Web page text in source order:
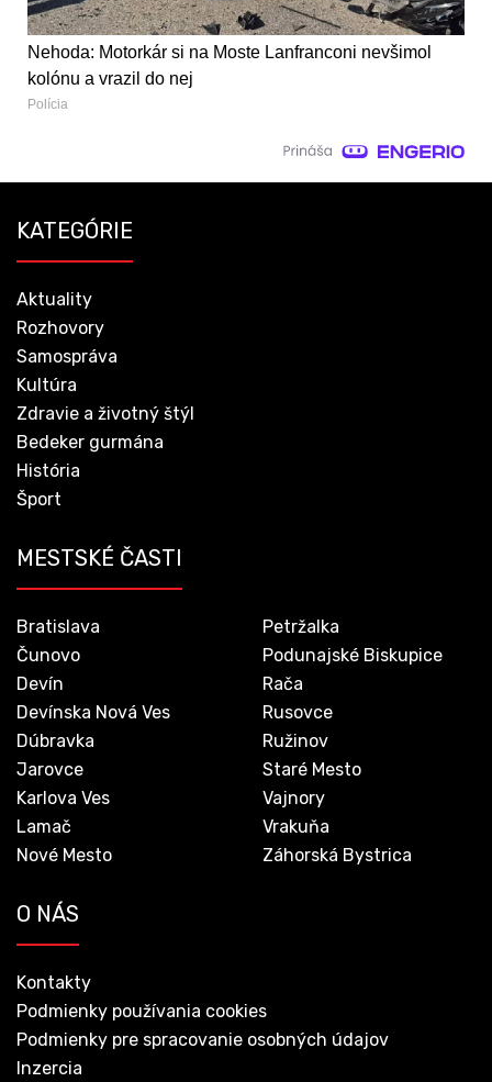
Nehoda: Motorkár si na Moste Lanfranconi nevšimol
kolónu a vrazil do nej
Polícia
KATEGÓRIE
Aktuality
Rozhovory
Samospráva
Kultúra
Zdravie a životný štýl
Bedeker gurmána
História
Šport
MESTSKÉ ČASTI
Bratislava
Čunovo
Devín
Devínska Nová Ves
Dúbravka
Jarovce
Karlova Ves
Lamač
Nové Mesto
Petržalka
Podunajské Biskupice
Rača
Rusovce
Ružinov
Staré Mesto
Vajnory
Vrakuňa
Záhorská Bystrica
O NÁS
Kontakty
Podmienky používania cookies
Podmienky pre spracovanie osobných údajov
Inzercia